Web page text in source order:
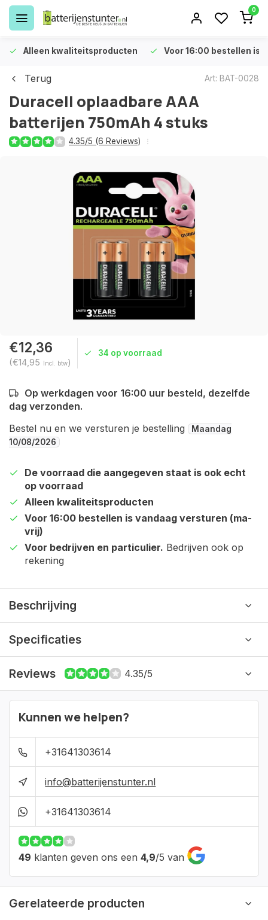
0
Alleen kwaliteitsproducten Voor 16:00 bestellen is
Terug Art: BAT-0028
Duracell oplaadbare AAA
batterijen 750mAh 4 stuks
4.35/5 (6 Reviews)
€12,36
(€14,95 Incl. btw)
34 op voorraad
Op werkdagen voor 16:00 uur besteld, dezelfde
dag verzonden.
Bestel nu en we versturen je bestelling
Maandag
10/08/2026
De voorraad die aangegeven staat is ook echt
op voorraad
Alleen kwaliteitsproducten
Voor 16:00 bestellen is vandaag versturen (ma-
vrij)
Voor bedrijven en particulier. Bedrijven ook op
rekening
Beschrijving
Specificaties
Reviews 4.35/5
Kunnen we helpen?
+31641303614
info@batterijenstunter.nl
+31641303614
49 klanten geven ons een 4,9/5 van
Gerelateerde producten